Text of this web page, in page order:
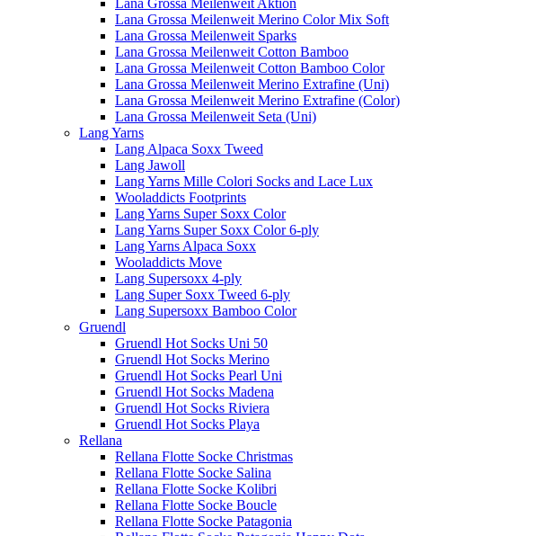
Lana Grossa Meilenweit Aktion
Lana Grossa Meilenweit Merino Color Mix Soft
Lana Grossa Meilenweit Sparks
Lana Grossa Meilenweit Cotton Bamboo
Lana Grossa Meilenweit Cotton Bamboo Color
Lana Grossa Meilenweit Merino Extrafine (Uni)
Lana Grossa Meilenweit Merino Extrafine (Color)
Lana Grossa Meilenweit Seta (Uni)
Lang Yarns
Lang Alpaca Soxx Tweed
Lang Jawoll
Lang Yarns Mille Colori Socks and Lace Lux
Wooladdicts Footprints
Lang Yarns Super Soxx Color
Lang Yarns Super Soxx Color 6-ply
Lang Yarns Alpaca Soxx
Wooladdicts Move
Lang Supersoxx 4-ply
Lang Super Soxx Tweed 6-ply
Lang Supersoxx Bamboo Color
Gruendl
Gruendl Hot Socks Uni 50
Gruendl Hot Socks Merino
Gruendl Hot Socks Pearl Uni
Gruendl Hot Socks Madena
Gruendl Hot Socks Riviera
Gruendl Hot Socks Playa
Rellana
Rellana Flotte Socke Christmas
Rellana Flotte Socke Salina
Rellana Flotte Socke Kolibri
Rellana Flotte Socke Boucle
Rellana Flotte Socke Patagonia